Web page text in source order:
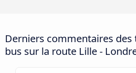
Derniers commentaires
bus sur la route Lille -